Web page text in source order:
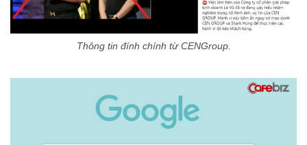
Thông tin đính chính từ CENGroup.